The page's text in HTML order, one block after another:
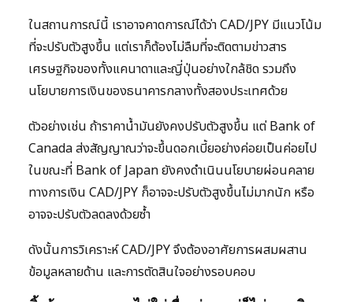
ในสถานการณ์นี้ เราอาจคาดการณ์ได้ว่า CAD/JPY มีแนวโน้ม
ที่จะปรับตัวสูงขึ้น แต่เราก็ต้องไม่ลืมที่จะติดตามข่าวสาร
เศรษฐกิจของทั้งแคนาดาและญี่ปุ่นอย่างใกล้ชิด รวมถึง
นโยบายการเงินของธนาคารกลางทั้งสองประเทศด้วย
ตัวอย่างเช่น ถ้าราคาน้ำมันยังคงปรับตัวสูงขึ้น แต่ Bank of
Canada ส่งสัญญาณว่าจะขึ้นดอกเบี้ยอย่างค่อยเป็นค่อยไป
ในขณะที่ Bank of Japan ยังคงดำเนินนโยบายผ่อนคลาย
ทางการเงิน CAD/JPY ก็อาจจะปรับตัวสูงขึ้นไม่มากนัก หรือ
อาจจะปรับตัวลดลงด้วยซ้ำ
ดังนั้นการวิเคราะห์ CAD/JPY จึงต้องอาศัยการผสมผสาน
ข้อมูลหลายด้าน และการตัดสินใจอย่างรอบคอบ